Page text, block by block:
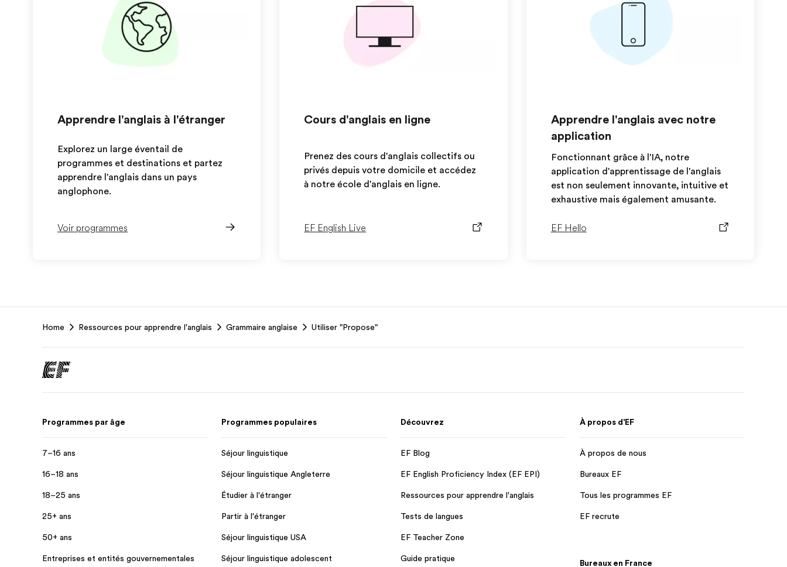
Apprendre l'anglais à l'étranger
Explorez un large éventail de
programmes et destinations et partez
apprendre l'anglais dans un pays
anglophone.
Voir programmes
Cours d'anglais en ligne
Prenez des cours d'anglais collectifs ou
privés depuis votre domicile et accédez
à notre école d'anglais en ligne.
EF English Live
Apprendre l'anglais avec notre
application
Fonctionnant grâce à l'IA, notre
application d'apprentissage de l'anglais
est non seulement innovante, intuitive et
exhaustive mais également amusante.
EF Hello
Home Ressources pour apprendre l'anglais Grammaire anglaise Utiliser "Propose"
Programmes par âge
7–16 ans
16–18 ans
18–25 ans
25+ ans
50+ ans
Entreprises et entités gouvernementales
Programmes populaires
Séjour linguistique
Séjour linguistique Angleterre
Étudier à l'étranger
Partir à l'étranger
Séjour linguistique USA
Séjour linguistique adolescent
Découvrez
EF Blog
EF English Proficiency Index (EF EPI)
Ressources pour apprendre l'anglais
Tests de langues
EF Teacher Zone
Guide pratique
À propos d'EF
À propos de nous
Bureaux EF
Tous les programmes EF
EF recrute
Bureaux en France